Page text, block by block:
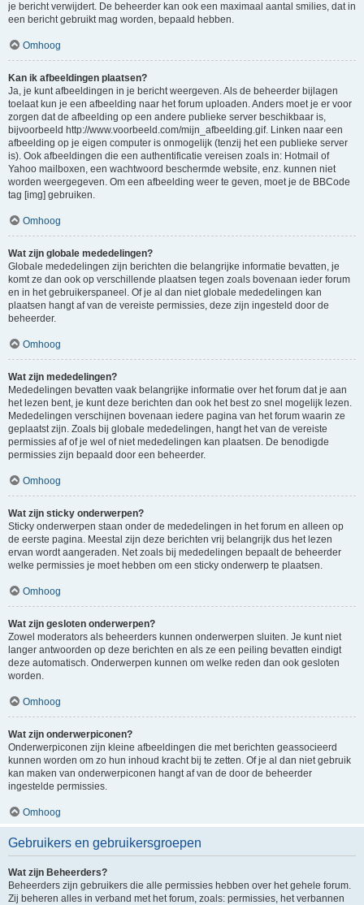
je bericht verwijdert. De beheerder kan ook een maximaal aantal smilies, dat in
een bericht gebruikt mag worden, bepaald hebben.
Omhoog
Kan ik afbeeldingen plaatsen?
Ja, je kunt afbeeldingen in je bericht weergeven. Als de beheerder bijlagen
toelaat kun je een afbeelding naar het forum uploaden. Anders moet je er voor
zorgen dat de afbeelding op een andere publieke server beschikbaar is,
bijvoorbeeld http://www.voorbeeld.com/mijn_afbeelding.gif. Linken naar een
afbeelding op je eigen computer is onmogelijk (tenzij het een publieke server
is). Ook afbeeldingen die een authentificatie vereisen zoals in: Hotmail of
Yahoo mailboxen, een wachtwoord beschermde website, enz. kunnen niet
worden weergegeven. Om een afbeelding weer te geven, moet je de BBCode
tag [img] gebruiken.
Omhoog
Wat zijn globale mededelingen?
Globale mededelingen zijn berichten die belangrijke informatie bevatten, je
komt ze dan ook op verschillende plaatsen tegen zoals bovenaan ieder forum
en in het gebruikerspaneel. Of je al dan niet globale mededelingen kan
plaatsen hangt af van de vereiste permissies, deze zijn ingesteld door de
beheerder.
Omhoog
Wat zijn mededelingen?
Mededelingen bevatten vaak belangrijke informatie over het forum dat je aan
het lezen bent, je kunt deze berichten dan ook het best zo snel mogelijk lezen.
Mededelingen verschijnen bovenaan iedere pagina van het forum waarin ze
geplaatst zijn. Zoals bij globale mededelingen, hangt het van de vereiste
permissies af of je wel of niet mededelingen kan plaatsen. De benodigde
permissies zijn bepaald door een beheerder.
Omhoog
Wat zijn sticky onderwerpen?
Sticky onderwerpen staan onder de mededelingen in het forum en alleen op
de eerste pagina. Meestal zijn deze berichten vrij belangrijk dus het lezen
ervan wordt aangeraden. Net zoals bij mededelingen bepaalt de beheerder
welke permissies je moet hebben om een sticky onderwerp te plaatsen.
Omhoog
Wat zijn gesloten onderwerpen?
Zowel moderators als beheerders kunnen onderwerpen sluiten. Je kunt niet
langer antwoorden op deze berichten en als ze een peiling bevatten eindigt
deze automatisch. Onderwerpen kunnen om welke reden dan ook gesloten
worden.
Omhoog
Wat zijn onderwerpiconen?
Onderwerpiconen zijn kleine afbeeldingen die met berichten geassocieerd
kunnen worden om zo hun inhoud kracht bij te zetten. Of je al dan niet gebruik
kan maken van onderwerpiconen hangt af van de door de beheerder
ingestelde permissies.
Omhoog
Gebruikers en gebruikersgroepen
Wat zijn Beheerders?
Beheerders zijn gebruikers die alle permissies hebben over het gehele forum.
Zij beheren alles in verband met het forum, zoals: permissies, het verbannen